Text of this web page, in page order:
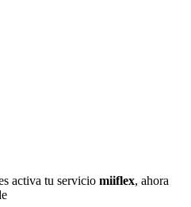
activa tu servicio miiflex, ahora